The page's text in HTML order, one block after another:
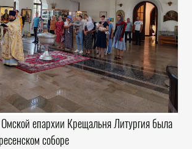
епархии Крещальня Литургия была
соборе